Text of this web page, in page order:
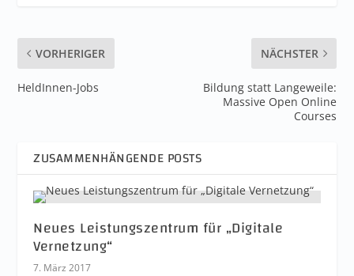
VORHERIGER
HeldInnen-Jobs
NÄCHSTER
Bildung statt Langeweile:
Massive Open Online
Courses
ZUSAMMENHÄNGENDE POSTS
Neues Leistungszentrum für „Digitale
Vernetzung“
7. März 2017